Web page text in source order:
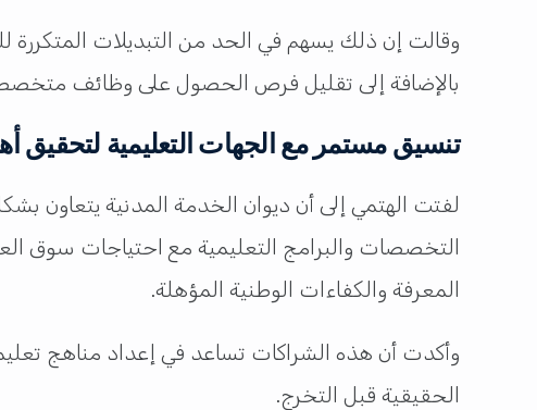
وقالت إن ذلك يسهم في الحد من التبديلات المتكررة
بالإضافة إلى تقليل فرص الحصول على وظائف
تنسيق مستمر مع الجهات التعليمية لتحقيق
لفتت الهتمي إلى أن ديوان الخدمة المدنية يتعاون
المعرفة والكفاءات الوطنية المؤهلة.
وأكدت أن هذه الشراكات تساعد في إعداد مناهج
الحقيقية قبل التخرج.